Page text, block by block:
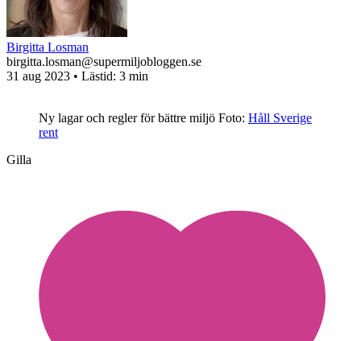
Birgitta Losman
birgitta.losman@supermiljobloggen.se
31 aug 2023 • Lästid: 3 min
Ny lagar och regler för bättre miljö Foto: Håll Sverige
rent
Gilla